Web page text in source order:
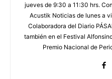
jueves de 9:30 a 11:30 hrs.
Acustik Noticias de lunes a
Colaboradora del Diario
también en el Festival
Premio Nacional de